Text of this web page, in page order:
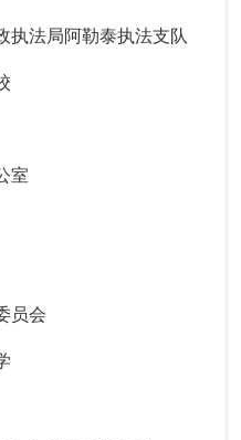
法局阿勒泰执法支队
室
员会